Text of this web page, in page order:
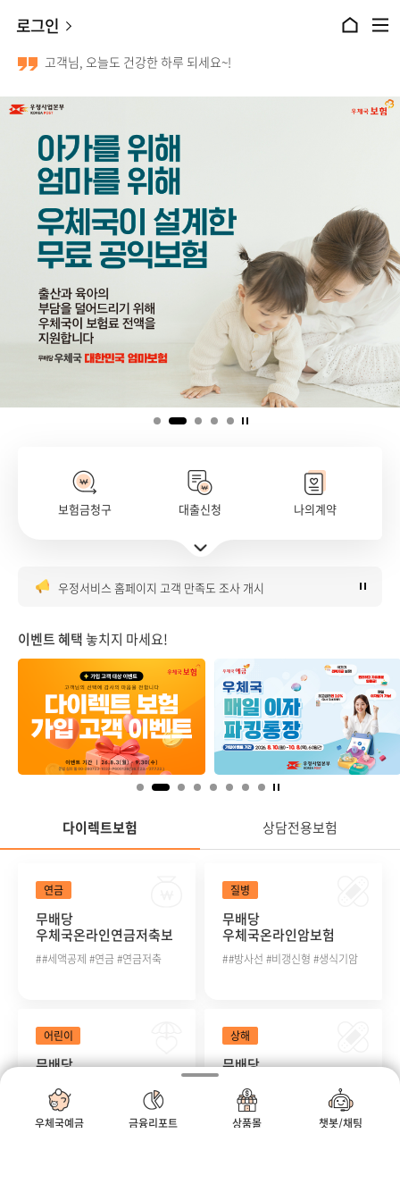
로그인
고객님, 오늘도 건강한 하루 되세요~!
보험금청구 대출신청 나의계약
은행대리업 대출대리 판매 안내
우정서비스 홈페이지 고객 만족도 조사 개시
우체국 다이렉트보험 가입 이벤트
은행대리업 대출대리 판매 안내
우체국 매일이자파킹통장 이벤트 안내
우정서비스 홈페이지 고객 만족도 조사 개시
우체국 금융시스템 점검 안내(8월)
우체국 다이렉트보험 가입 이벤트
은행대리업 대출대리 판매 안내
이벤트 혜택놓치지 마세요!
다이렉트보험 상담전용보험
연금
무배당
우체국온라인연금저축보
험 2504
#세액공제 #연금 #연금저축
질병
무배당
우체국온라인암보험
2504
#방사선 #비갱신형 #생식기암
어린이
무배당
2504
#골절 #깁스 #만원
상해
무배당
험(갱신형) 2504
#진단부터 #입원수술
우체국예금
금융리포트 상품몰 챗봇/채팅